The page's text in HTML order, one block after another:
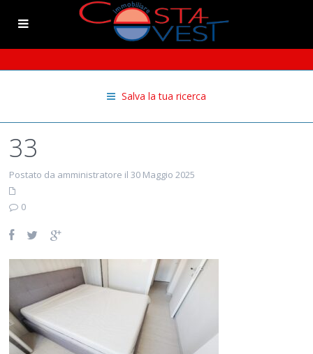
Salva la tua ricerca
33
Postato da amministratore il 30 Maggio 2025
0